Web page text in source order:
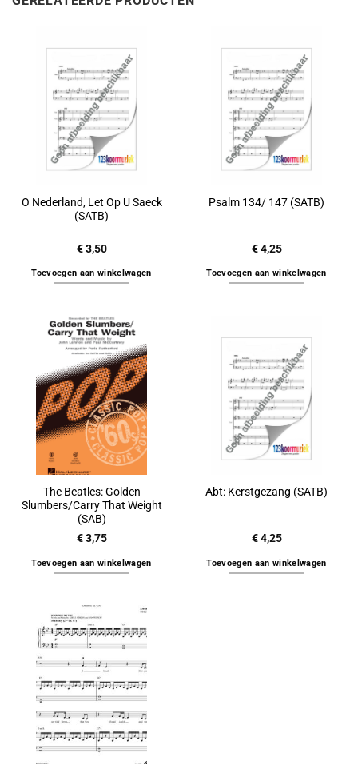
O Nederland, Let Op U Saeck
(SATB)
€3,50
Toevoegen aan winkelwagen
Psalm 134/ 147 (SATB)
€4,25
Toevoegen aan winkelwagen
The Beatles: Golden
Slumbers/Carry That Weight
(SAB)
€3,75
Toevoegen aan winkelwagen
Abt: Kerstgezang (SATB)
€4,25
Toevoegen aan winkelwagen